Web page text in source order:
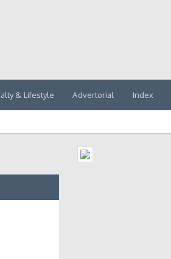
& Lifestyle Advertorial Index